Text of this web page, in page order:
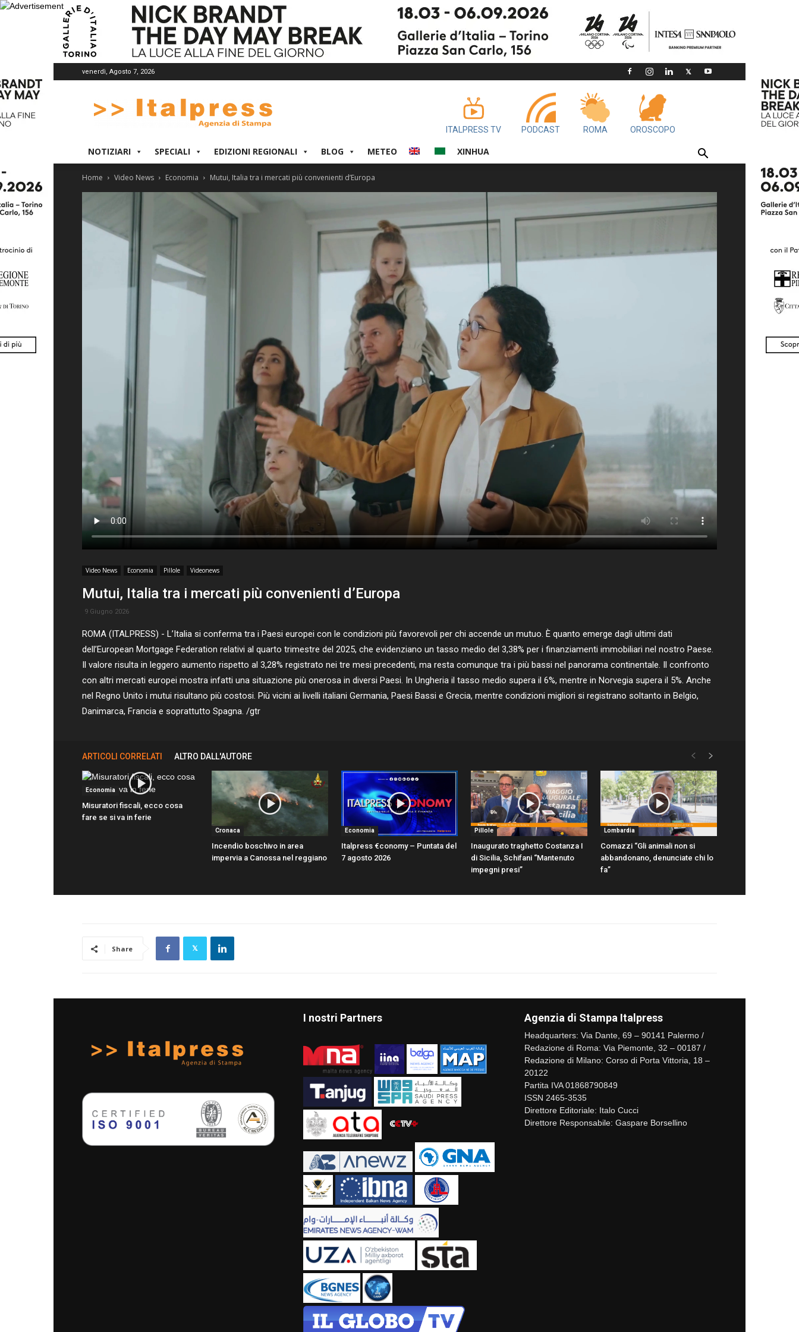
venerdì, Agosto 7, 2026
ITALPRESS TV PODCAST ROMA OROSCOPO
NOTIZIARI SPECIALI EDIZIONI REGIONALI BLOG METEO XINHUA
Home Video News Economia Mutui, Italia tra i mercati più convenienti d’Europa
Video News Economia Pillole Videonews
Mutui, Italia tra i mercati più convenienti d’Europa
9 Giugno 2026
ROMA (ITALPRESS) - L’Italia si conferma tra i Paesi europei con le condizioni più favorevoli per chi accende un mutuo. È quanto emerge dagli ultimi dati
dell’European Mortgage Federation relativi al quarto trimestre del 2025, che evidenziano un tasso medio del 3,38% per i finanziamenti immobiliari nel nostro Paese.
Il valore risulta in leggero aumento rispetto al 3,28% registrato nei tre mesi precedenti, ma resta comunque tra i più bassi nel panorama continentale. Il confronto
con altri mercati europei mostra infatti una situazione più onerosa in diversi Paesi. In Ungheria il tasso medio supera il 6%, mentre in Norvegia supera il 5%. Anche
nel Regno Unito i mutui risultano più costosi. Più vicini ai livelli italiani Germania, Paesi Bassi e Grecia, mentre condizioni migliori si registrano soltanto in Belgio,
Danimarca, Francia e soprattutto Spagna. /gtr
ARTICOLI CORRELATI ALTRO DALL'AUTORE
Economia
Misuratori fiscali, ecco cosa
fare se si va in ferie
Cronaca
Incendio boschivo in area
impervia a Canossa nel reggiano
Economia
Italpress €conomy – Puntata del
7 agosto 2026
Pillole
Inaugurato traghetto Costanza I
di Sicilia, Schifani “Mantenuto
impegni presi”
Lombardia
Comazzi “Gli animali non si
abbandonano, denunciate chi lo
fa”
Share
I nostri Partners Agenzia di Stampa Italpress
Headquarters: Via Dante, 69 – 90141 Palermo /
Redazione di Roma: Via Piemonte, 32 – 00187 /
Redazione di Milano: Corso di Porta Vittoria, 18 –
20122
Partita IVA 01868790849
ISSN 2465-3535
Direttore Editoriale: Italo Cucci
Direttore Responsabile: Gaspare Borsellino